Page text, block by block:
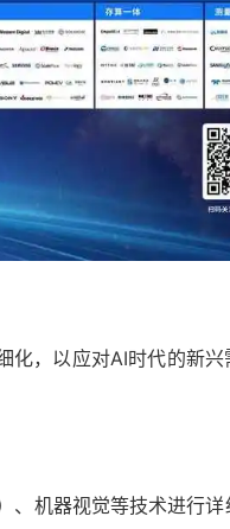
化，以应对AI时代的新兴
、机器视觉等技术进行